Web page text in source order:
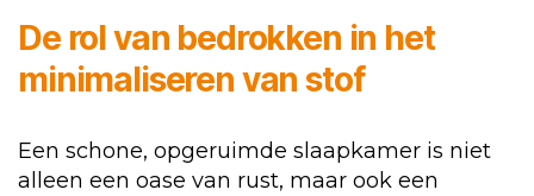
De rol van bedrokken in het
minimaliseren van stof
Een schone, opgeruimde slaapkamer is niet
alleen een oase van rust, maar ook een